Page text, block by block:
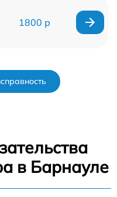
1800 р
в Барнауле